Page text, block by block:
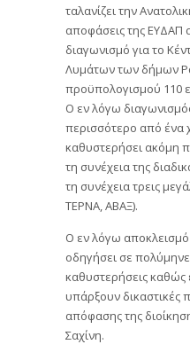
ταλανίζει την
αποφάσεις της ΕΥΔΑΠ
διαγωνισμό για το
Λυμάτων των δήμων
προϋπολογισμού 110
Ο εν λόγω
περισσότερο από ένα
καθυστερήσει ακόμη
τη συνέχεια της
τη συνέχεια τρεις
ΤΕΡΝΑ, ΑΒΑΞ).
Ο εν λόγω αποκλεισμό
οδηγήσει σε
καθυστερήσεις καθώς
υπάρξουν δικαστικές
απόφασης της
Σαχίνη.